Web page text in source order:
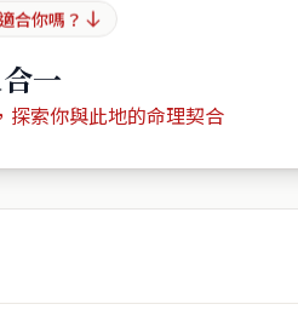
合你嗎？
一
探索你與此地的命理契合